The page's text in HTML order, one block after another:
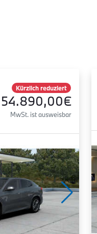
Kürzlich reduziert
54.890,00€
MwSt. ist ausweisbar